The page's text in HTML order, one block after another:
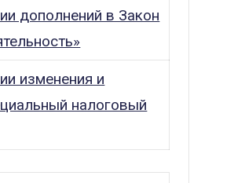
дополнений в Закон
изменения и
налоговый